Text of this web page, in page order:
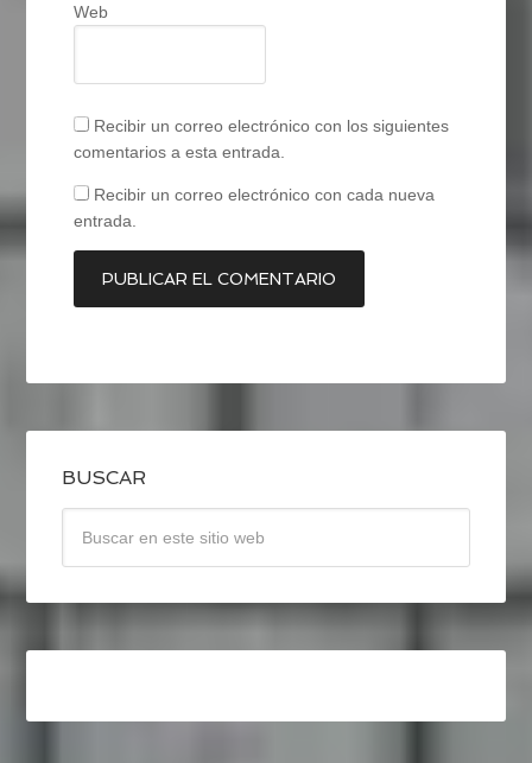
Web
Recibir un correo electrónico con los siguientes
comentarios a esta entrada.
Recibir un correo electrónico con cada nueva
entrada.
BUSCAR